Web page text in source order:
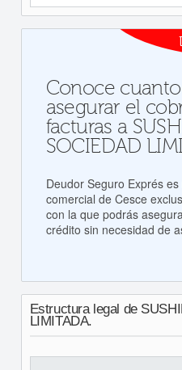
Conoce
asegurar el
facturas a
SOCIEDAD
Deudor Seguro Exprés
comercial de Cesce
con la que podrás
crédito sin necesidad de
Estructura legal de
LIMITADA.